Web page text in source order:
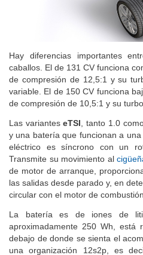
Hay diferencias importantes
caballos. El de 131 CV funciona
de compresión de 12,5:1 y su
variable. El de 150 CV funciona
de compresión de 10,5:1 y su
Las varianteseTSI , tanto 1.0
y una batería que funcionan a
eléctrico es síncrono con un
Transmite su movimiento al
de motor de arranque,
las salidas desde parado y, en
circular con el motor de
La batería es de iones de
aproximadamente 250 Wh, está
debajo de donde se sienta el
una organización 12s2p, es